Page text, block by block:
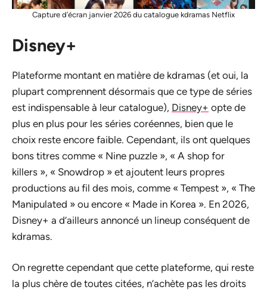
Capture d’écran janvier 2026 du catalogue kdramas Netflix
Disney+
Plateforme montant en matière de kdramas (et oui, la
plupart comprennent désormais que ce type de séries
est indispensable à leur catalogue), Disney+ opte de
plus en plus pour les séries coréennes, bien que le
choix reste encore faible. Cependant, ils ont quelques
bons titres comme « Nine puzzle », « A shop for
killers », « Snowdrop » et ajoutent leurs propres
productions au fil des mois, comme « Tempest », « The
Manipulated » ou encore « Made in Korea ». En 2026,
Disney+ a d’ailleurs annoncé un lineup conséquent de
kdramas.
On regrette cependant que cette plateforme, qui reste
la plus chère de toutes citées, n’achète pas les droits